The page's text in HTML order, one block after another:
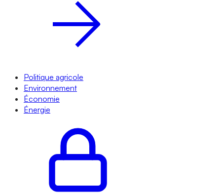
Politique agricole
Environnement
Économie
Énergie